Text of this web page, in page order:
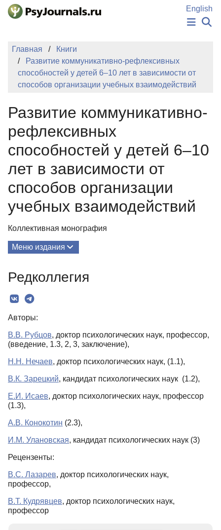
Перейти к основному содержанию
English
АВТОРЫ
ПОДАТЬ РУКОПИСЬ
БАЗА ЗНАНИЙ
Регистрация
Вход
Главная
Книги
Развитие коммуникативно-рефлексивных
способностей у детей 6–10 лет в зависимости от
способов организации учебных взаимодействий
Развитие коммуникативно-
рефлексивных
способностей у детей 6–10
лет в зависимости от
способов организации
учебных взаимодействий
Коллективная монография
Меню издания
Редколлегия
Текст
Редколлегия
Авторы:
В.В. Рубцов, доктор психологических наук, профессор,
(введение, 1.3, 2, 3, заключение),
Н.Н. Нечаев, доктор психологических наук, (1.1),
В.К. Зарецкий, кандидат психологических наук (1.2),
Е.И. Исаев, доктор психологических наук, профессор
(1.3),
А.В. Конокотин (2.3),
И.М. Улановская, кандидат психологических наук (3)
Рецензенты:
В.С. Лазарев, доктор психологических наук,
профессор,
В.Т. Кудрявцев, доктор психологических наук,
профессор